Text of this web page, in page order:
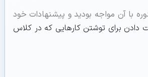
با آن مواجه بودید و پیشنهادات خود
دادن برای توشتن کارهایی که در کلاس